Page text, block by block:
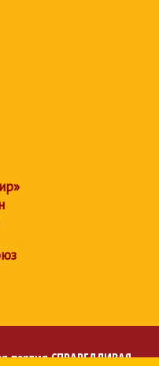
партияСПРАВЕДЛИВАЯ